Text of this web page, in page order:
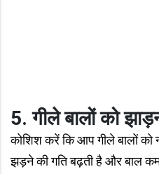
5. गीले बालों को
कोशिश करें कि आप गीले बालों को
झड़ने की गति बढ़ती है और बाल